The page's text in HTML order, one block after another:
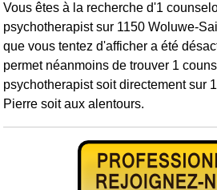
Vous êtes à la recherche d'1
psychotherapist sur 1150 Woluwe-
que vous tentez d'afficher a été
permet néanmoins de trouver 1
psychotherapist soit directement sur
Pierre soit aux alentours.